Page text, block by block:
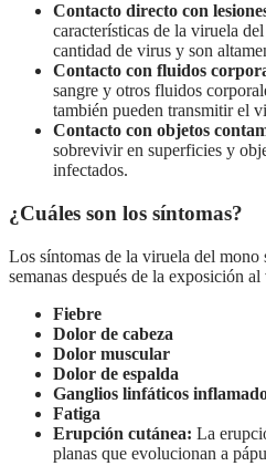
Contacto directo con
características de la viruela
cantidad de virus y son
Contacto con fluidos
sangre y otros fluidos
también pueden transmitir el
Contacto con objetos
sobrevivir en superficies y
infectados.
¿Cuáles son los síntomas?
Los síntomas de la viruela del mono
semanas después de la exposición
Fiebre
Dolor de cabeza
Dolor muscular
Dolor de espalda
Ganglios linfáticos
Fatiga
Erupción cutánea: La
planas que evolucionan a